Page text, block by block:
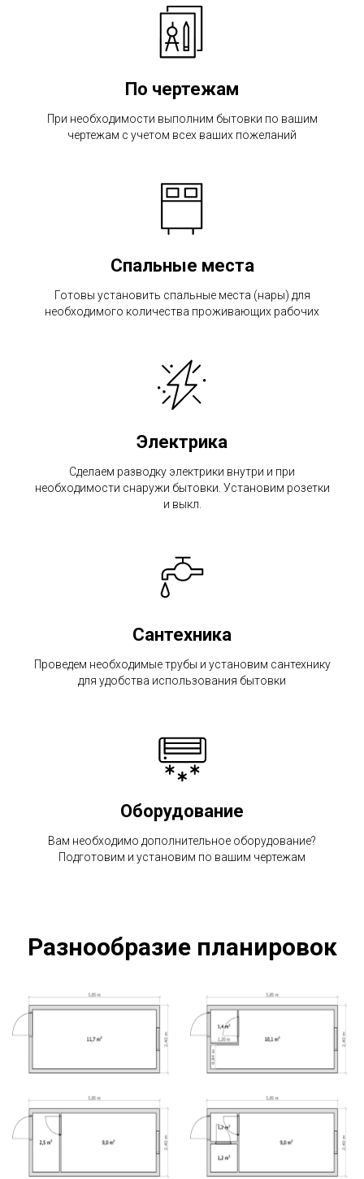
По чертежам
При необходимости выполним бытовки по вашим
чертежам с учетом всех ваших пожеланий
Спальные места
Готовы установить спальные места (нары) для
необходимого количества проживающих рабочих
Электрика
Сделаем разводку электрики внутри и при
необходимости снаружи бытовки. Установим розетки
и выкл.
Сантехника
Проведем необходимые трубы и установим сантехнику
для удобства использования бытовки
Оборудование
Вам необходимо дополнительное оборудование?
Подготовим и установим по вашим чертежам
Разнообразие планировок